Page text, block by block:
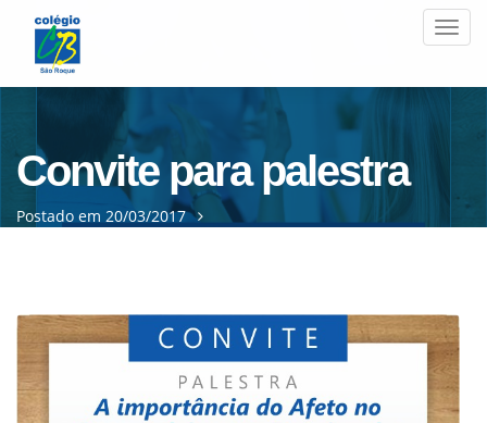
Menu
Convite para palestra
Postado em 20/03/2017